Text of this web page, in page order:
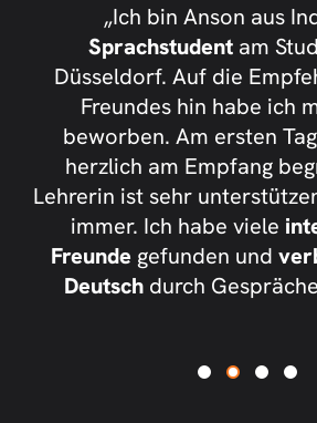
„Ich bin Anson aus
Sprachstudentam
Düsseldorf. Auf die
Freundes hin habe ich
beworben. Am ersten
herzlich am Empfang
Lehrerin ist sehr
immer. Ich habe viele
Freunde gefunden und
Deutschdurch